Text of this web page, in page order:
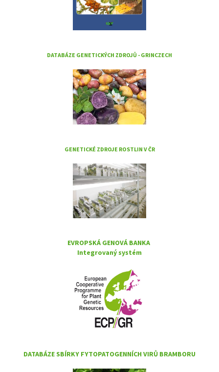
DATABÁZE GENETICKÝCH ZDROJŮ - GRINCZECH
GENETICKÉ ZDROJE ROSTLIN V ČR
EVROPSKÁ GENOVÁ BANKA
Integrovaný systém
DATABÁZE SBÍRKY FYTOPATOGENNÍCH VIRŮ BRAMBORU